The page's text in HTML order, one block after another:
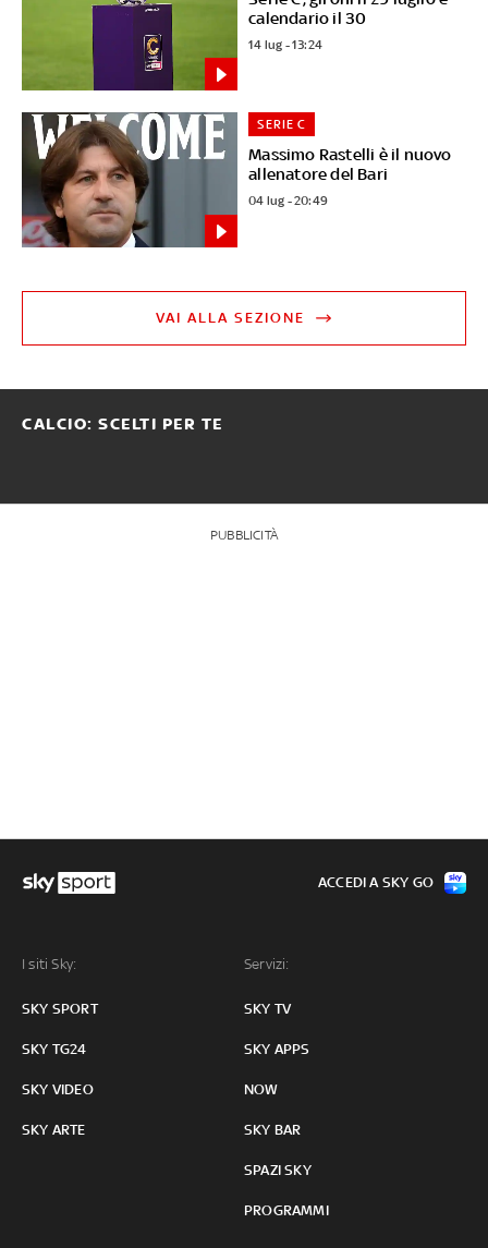
calendario il 30
14 lug - 13:24
Massimo Rastelli è il nuovo
allenatore del Bari
SERIE C
04 lug - 20:49
VAI ALLA SEZIONE
CALCIO: SCELTI PER TE
PUBBLICITÀ
I siti Sky:
SKY SPORT
SKY TG24
SKY VIDEO
SKY ARTE
Servizi:
SKY TV
SKY APPS
NOW
SKY BAR
SPAZI SKY
PROGRAMMI
ACCEDI A SKY GO